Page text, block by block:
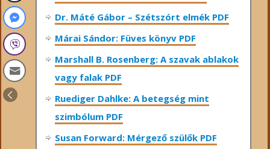
Dr. Máté Gábor – Szétszórt elmék PDF
Márai Sándor: Füves könyv PDF
Marshall B. Rosenberg: A szavak ablakok
vagy falak PDF
Ruediger Dahlke: A betegség mint
szimbólum PDF
Susan Forward: Mérgező szülők PDF